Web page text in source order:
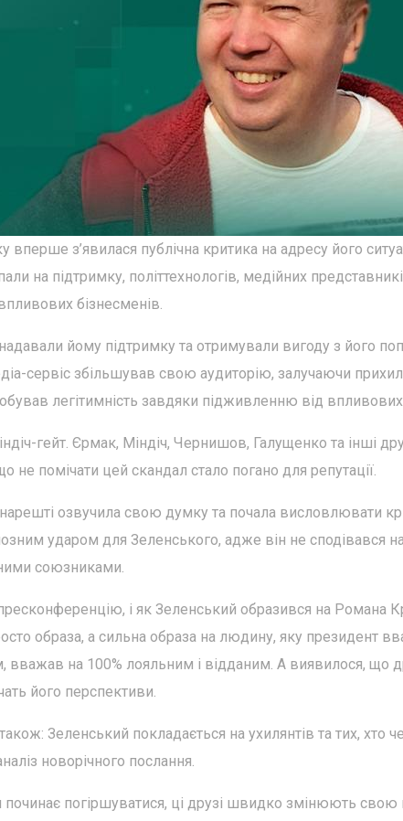
вперше з’явилася публічна критика на адресу його
на підтримку, політтехнологів, медійних
бізнесменів.
йому підтримку та отримували вигоду з його
сервіс збільшував свою аудиторію, залучаючи
легітимність завдяки підживленню від впливових
гейт. Єрмак, Міндіч, Чернишов, Галущенко та інші
не помічати цей скандал стало погано для репутації.
озвучила свою думку та почала висловлювати
ударом для Зеленського, адже він не сподівався
союзниками.
і як Зеленський образився на Романа
образа, а сильна образа на людину, яку президент
вважав на 100% лояльним і відданим. А виявилося, що
його перспективи.
Зеленський покладається на ухилянтів та тих, хто
новорічного послання.
починає погіршуватися, ці друзі швидко змінюють